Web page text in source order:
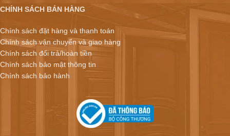
CHÍNH SÁCH BÁN HÀNG
Chính sách đặt hàng và thanh toán
Chính sách vận chuyển và giao hàng
Chính sách đổi trả/hoàn tiền
Chính sách bảo mật thông tin
Chính sách bảo hành